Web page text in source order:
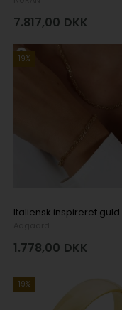
7.817,00 DKK
19%
1.778,00 DKK
19%